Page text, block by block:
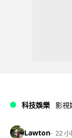
科技娛樂 影視
Lawton 22